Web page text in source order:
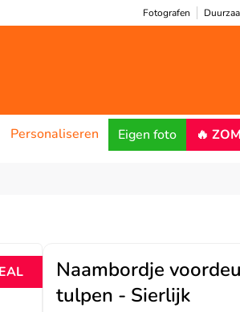
Fotografen
Personaliseren Eigen foto 🔥
Naambordje
tulpen - Sierlijk